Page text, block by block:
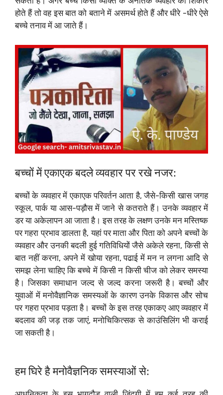
होते हैं तो वह इस बात को बताने में असमर्थ होते हैं और धीरे -धीरे ऐसे
बच्चे तनाव में आ जाते हैं।
बच्चों में एकाएक बदले व्यवहार पर रखे नजर:
बच्चों के व्यवहार में एकाएक परिवर्तन आता है, जैसे-किसी खास जगह
स्कूल, पार्क या आस-पड़ौस में जाने से कतराते हैं। उनके व्यवहार में
डर या अकेलापन आ जाता है। इस तरह के लक्षण उनके मन मस्तिष्क
पर गहरा प्रभाव डालता है, यहां पर माता और पिता को अपने बच्चों के
व्यवहार और उनकी बदली हुई गतिविधियों जैसे अकेले रहना, किसी से
बात नहीं करना, अपने में खोया रहना, पढाई में मन न लगना आदि से
समझ लेना चाहिए कि बच्चे में किसी न किसी चीज को लेकर समस्या
है। जिसका समाधान जल्द से जल्द करना जरूरी है। बच्चों और
युवाओं में मनोवैज्ञानिक समस्यओं के कारण उनके विकास और सोच
पर गहरा प्रभाव पड़ता है। बच्चों के इस तरह एकाकए आए व्यवहार में
बदलाव की जड़ तक जाएं, मनोचिकित्सक से काउंसिलिंग भी कराई
जा सकती है।
हम घिरे है मनोवैज्ञनिक समस्याओं से: